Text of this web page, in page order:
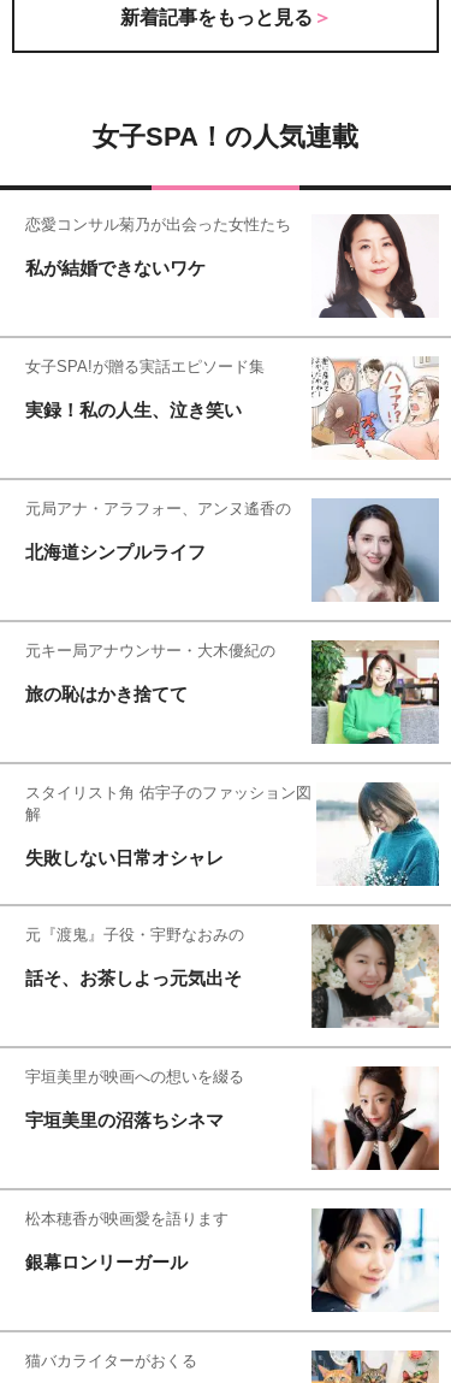
新着記事をもっと見る
女子SPA！の人気連載
恋愛コンサル菊乃が出会った女性たち
私が結婚できないワケ
女子SPA!が贈る実話エピソード集
実録！私の人生、泣き笑い
元局アナ・アラフォー、アンヌ遙香の
北海道シンプルライフ
元キー局アナウンサー・大木優紀の
旅の恥はかき捨てて
スタイリスト角 佑宇子のファッション図
解
失敗しない日常オシャレ
元『渡鬼』子役・宇野なおみの
話そ、お茶しよっ元気出そ
宇垣美里が映画への想いを綴る
宇垣美里の沼落ちシネマ
松本穂香が映画愛を語ります
銀幕ロンリーガール
猫バカライターがおくる